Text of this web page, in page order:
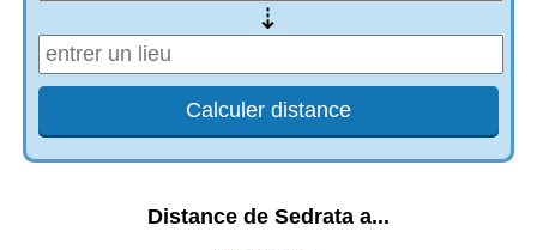
⇢
Distance de Sedrata a...